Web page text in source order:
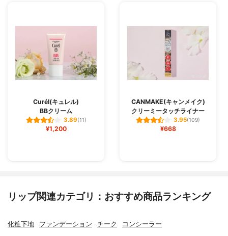
Curél(キュレル)
BBクリーム
3.89(11)
¥1,200
CANMAKE(キャンメイク)
クリーミータッチライナー
3.95(109)
¥668
リップ関連カテゴリ：おすすめ商品ランキング
化粧下地 ファンデーション チーク コンシーラー